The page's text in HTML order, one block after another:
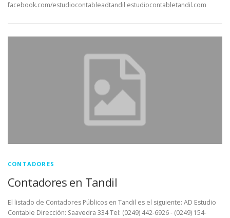
facebook.com/estudiocontableadtandil estudiocontabletandil.com
CONTADORES
Contadores en Tandil
El listado de Contadores Públicos en Tandil es el siguiente: AD Estudio
Contable Dirección: Saavedra 334 Tel: (0249) 442-6926 - (0249) 154-